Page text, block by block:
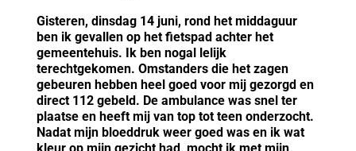
Gisteren, dinsdag 14 juni, rond het middaguur
ben ik gevallen op het fietspad achter het
gemeentehuis. Ik ben nogal lelijk
terechtgekomen. Omstanders die het zagen
gebeuren hebben heel goed voor mij gezorgd en
direct 112 gebeld. De ambulance was snel ter
plaatse en heeft mij van top tot teen onderzocht.
Nadat mijn bloeddruk weer goed was en ik wat